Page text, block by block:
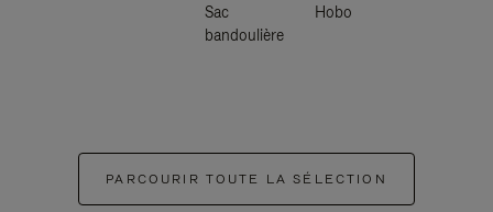
Sac
bandoulière
Hobo
PARCOURIR TOUTE LA SÉLECTION